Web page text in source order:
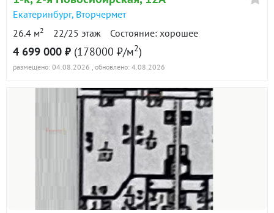
Екатеринбург, Вторчермет
26.4 м2 22/25 этаж Состояние: хорошее
4 699 000 ₽ (178000 ₽/м2)
размещено: 04.08.2026 , обновлено: 4.08.2026